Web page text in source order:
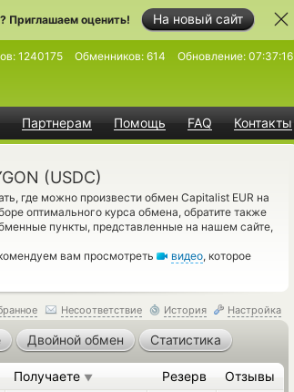
На новый сайт
Приглашаем оценить!
Партнерам Помощь FAQ Контакты
1240175 Обменников: 614 Обновление: 07:37:16
(USDC)
где можно произвести обмен Capitalist EUR на
оптимального курса обмена, обратите также
пункты, представленные на нашем сайте,
вам просмотреть
видео, которое
Несоответствие История Настройка
Двойной обмен Статистика
Получаете ▼ Резерв Отзывы